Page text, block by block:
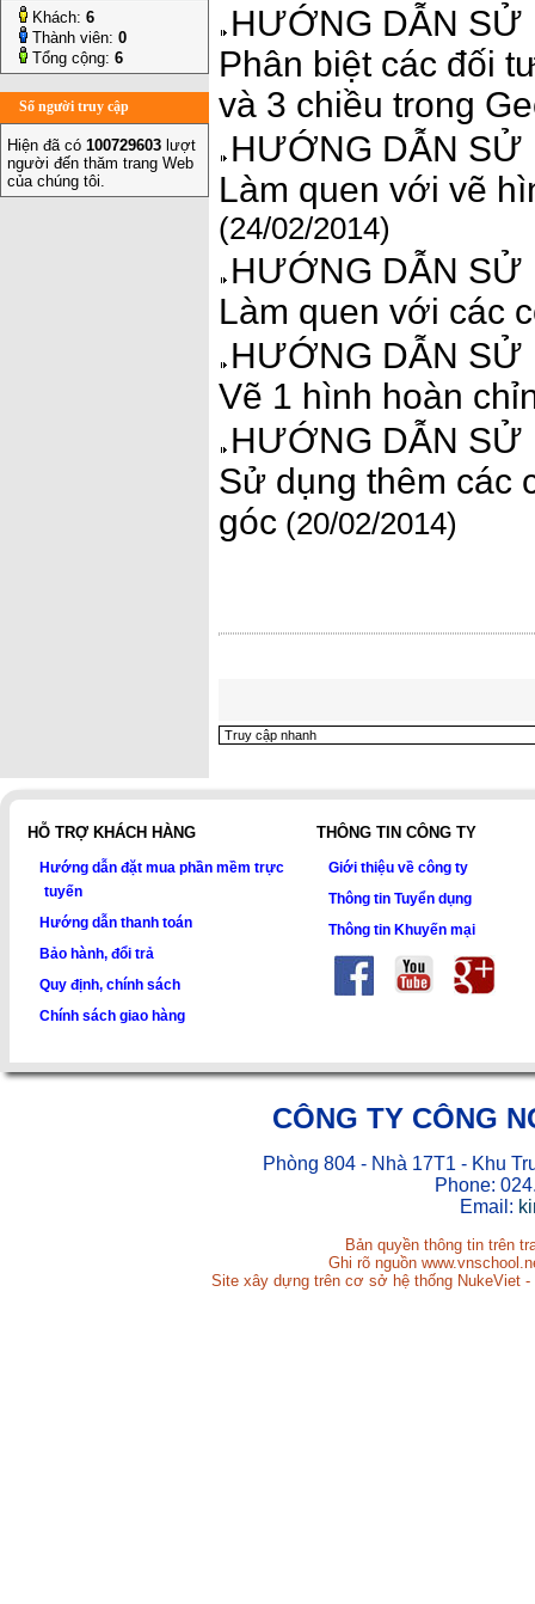
Khách: 6
Thành viên: 0
Tổng cộng: 6
Số người truy cập
Hiện đã có 100729603 lượt
người đến thăm trang Web
của chúng tôi.
HƯỚNG DẪN SỬ
Phân biệt các đối
và 3 chiều trong
HƯỚNG DẪN SỬ
Làm quen với vẽ
(24/02/2014)
HƯỚNG DẪN SỬ
Làm quen với các
HƯỚNG DẪN SỬ
Vẽ 1 hình hoàn
HƯỚNG DẪN SỬ
Sử dụng thêm các
góc (20/02/2014)
HỖ TRỢ KHÁCH HÀNG
Hướng dẫn đặt mua phần mềm trực
tuyến
Hướng dẫn thanh toán
Bảo hành, đổi trả
Quy định, chính sách
Chính sách giao hàng
THÔNG TIN CÔNG TY
Giới thiệu về công ty
Thông tin Tuyển dụng
Thông tin Khuyến mại
CÔNG TY CÔNG
Phòng 804 - Nhà 17T1 - Khu
Phone:
Email:
Bản quyền thông tin trên
Ghi rõ nguồn
Site xây dựng trên cơ sở hệ thống NukeViet